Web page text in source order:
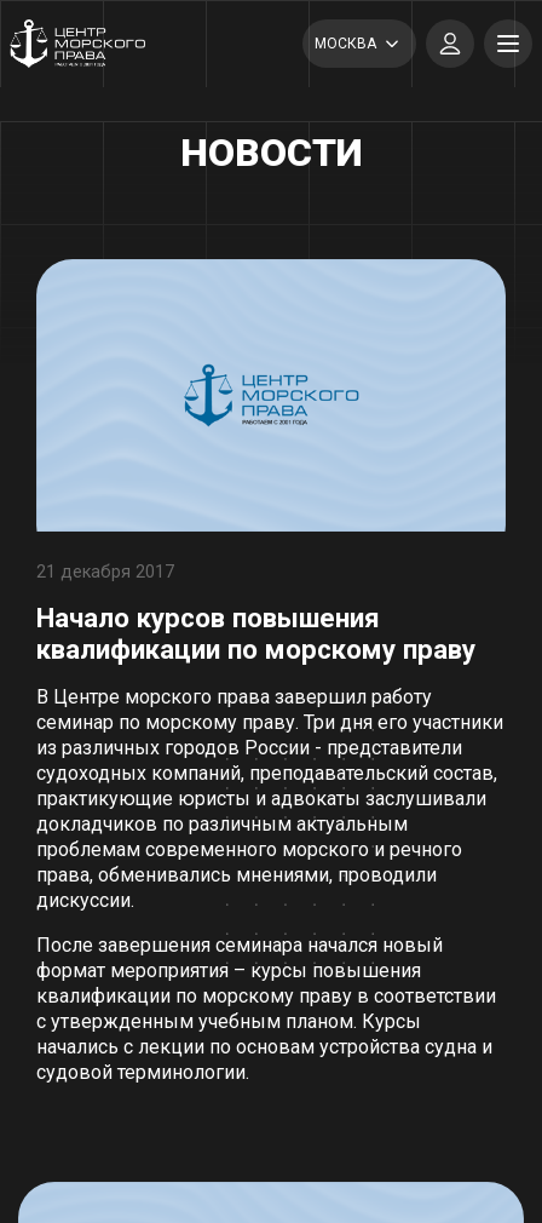
МОСКВА
НОВОСТИ
21 декабря 2017
Начало курсов повышения
квалификации по морскому праву
В Центре морского права завершил работу
семинар по морскому праву. Три дня его участники
из различных городов России - представители
судоходных компаний, преподавательский состав,
практикующие юристы и адвокаты заслушивали
докладчиков по различным актуальным
проблемам современного морского и речного
права, обменивались мнениями, проводили
дискуссии.
После завершения семинара начался новый
формат мероприятия – курсы повышения
квалификации по морскому праву в соответствии
с утвержденным учебным планом. Курсы
начались с лекции по основам устройства судна и
судовой терминологии.